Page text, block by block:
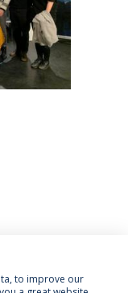
to improve our